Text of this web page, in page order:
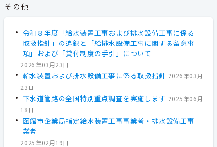
その他
令和８年度「給水装置工事および排水設備工事に係る
取扱指針」の追録と「給排水設備工事に関する留意事
項」および「貸付制度の手引」について
2026年03月23日
給水装置および排水設備工事に係る取扱指針 2026年03月
23日
下水道管路の全国特別重点調査を実施します 2025年06月
18日
函館市企業局指定給水装置工事事業者・排水設備工事
業者
2025年02月19日